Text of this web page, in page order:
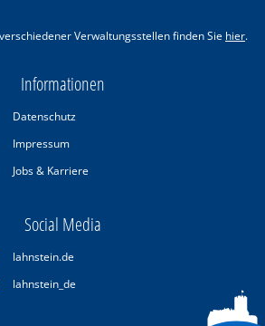
Verwaltungsstellen finden Sie hier.
Informationen
Datenschutz
Impressum
Jobs & Karriere
Social Media
lahnstein.de
lahnstein_de